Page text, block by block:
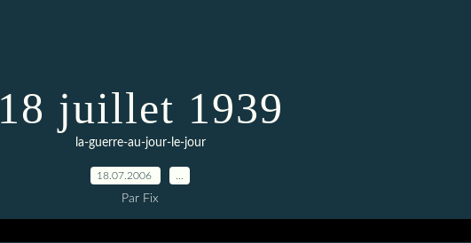
18 juillet 1939
la-guerre-au-jour-le-jour
18.07.2006
Par Fix